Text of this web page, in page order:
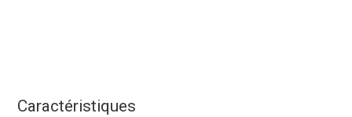
Caractéristiques